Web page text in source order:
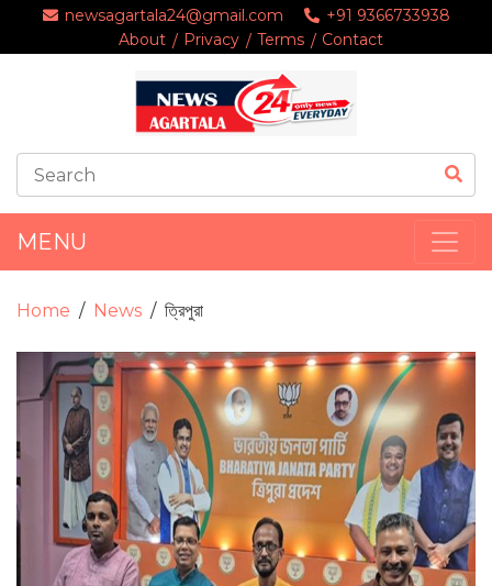
newsagartala24@gmail.com
+91 9366733938
About
Privacy Terms Contact
MENU
Home News ত্রিপুরা